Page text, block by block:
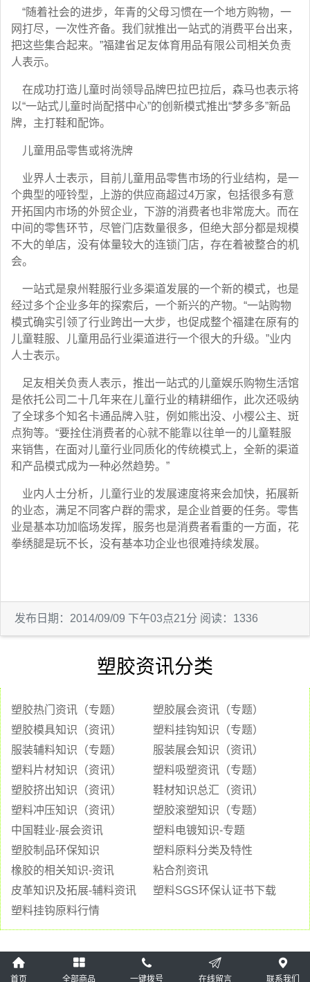
“随着社会的进步，年青的父母习惯在一个地方购物，一
网打尽，一次性齐备。我们就推出一站式的消费平台出来，
把这些集合起来。”福建省足友体育用品有限公司相关负责
人表示。
在成功打造儿童时尚领导品牌巴拉巴拉后，森马也表示将
以“一站式儿童时尚配搭中心”的创新模式推出“梦多多”新品
牌，主打鞋和配饰。
儿童用品零售或将洗牌
业界人士表示，目前儿童用品零售市场的行业结构，是一
个典型的哑铃型，上游的供应商超过4万家，包括很多有意
开拓国内市场的外贸企业，下游的消费者也非常庞大。而在
中间的零售环节，尽管门店数量很多，但绝大部分都是规模
不大的单店，没有体量较大的连锁门店，存在着被整合的机
会。
一站式是泉州鞋服行业多渠道发展的一个新的模式，也是
经过多个企业多年的探索后，一个新兴的产物。“一站购物
模式确实引领了行业跨出一大步，也促成整个福建在原有的
儿童鞋服、儿童用品行业渠道进行一个很大的升级。”业内
人士表示。
足友相关负责人表示，推出一站式的儿童娱乐购物生活馆
是依托公司二十几年来在儿童行业的精耕细作，此次还吸纳
了全球多个知名卡通品牌入驻，例如熊出没、小樱公主、斑
点狗等。“要拴住消费者的心就不能靠以往单一的儿童鞋服
来销售，在面对儿童行业同质化的传统模式上，全新的渠道
和产品模式成为一种必然趋势。”
业内人士分析，儿童行业的发展速度将来会加快，拓展新
的业态，满足不同客户群的需求，是企业首要的任务。零售
业是基本功加临场发挥，服务也是消费者看重的一方面，花
拳绣腿是玩不长，没有基本功企业也很难持续发展。
发布日期：2014/09/09 下午03点21分 阅读：1336
塑胶资讯分类
塑胶热门资讯（专题）
塑胶展会资讯（专题）
塑胶模具知识（资讯）
塑料挂钩知识（专题）
服装辅料知识（专题）
服装展会知识（资讯）
塑料片材知识（资讯）
塑料吸塑资讯（专题）
塑胶挤出知识（资讯）
鞋材知识总汇（资讯）
塑料冲压知识（资讯）
塑胶滚塑知识（专题）
中国鞋业-展会资讯
塑料电镀知识-专题
塑胶制品环保知识
塑料原料分类及特性
橡胶的相关知识-资讯
粘合剂资讯
皮革知识及拓展-辅料资讯
塑料SGS环保认证书下载
塑料挂钩原料行情
首页 全部商品 一键拨号 在线留言 联系我们